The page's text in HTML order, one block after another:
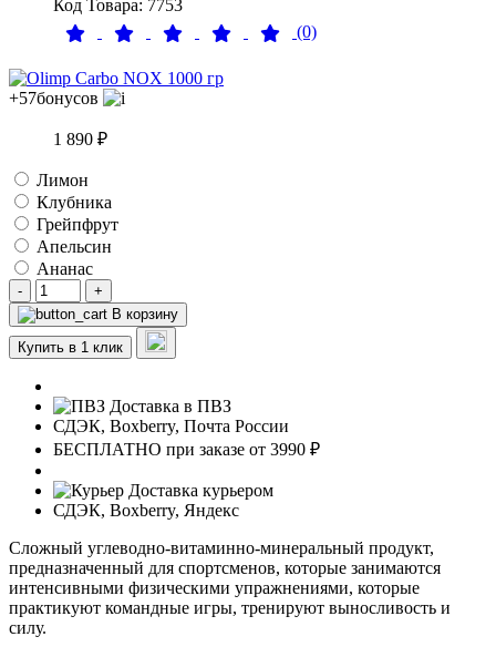
Код Товара: 7753
(0)
+57бонусов
1 890 ₽
Лимон
Клубника
Грейпфрут
Апельсин
Ананас
-
+
В корзину
Купить в 1 клик
Доставка в ПВЗ
СДЭК, Boxberry, Почта России
БЕСПЛАТНО при заказе от 3990 ₽
Доставка курьером
СДЭК, Boxberry, Яндекс
Сложный углеводно-витаминно-минеральный продукт,
предназначенный для спортсменов, которые занимаются
интенсивными физическими упражнениями, которые
практикуют командные игры, тренируют выносливость и
силу.